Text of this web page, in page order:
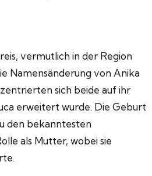
vermutlich in der Region
Namensänderung von Anika
sich beide auf ihr
erweitert wurde. Die Geburt
den bekanntesten
als Mutter, wobei sie